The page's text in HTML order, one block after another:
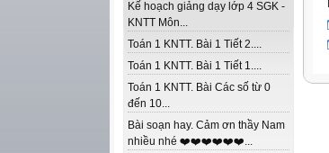
Kế hoạch giảng dạy lớp 4 SGK -
KNTT Môn...
Toán 1 KNTT. Bài 1 Tiết 2....
Toán 1 KNTT. Bài 1 Tiết 1....
Toán 1 KNTT. Bài Các số từ 0
đến 10...
Bài soạn hay. Cảm ơn thầy Nam
nhiều nhé ❤️❤️❤️❤️❤️❤️...